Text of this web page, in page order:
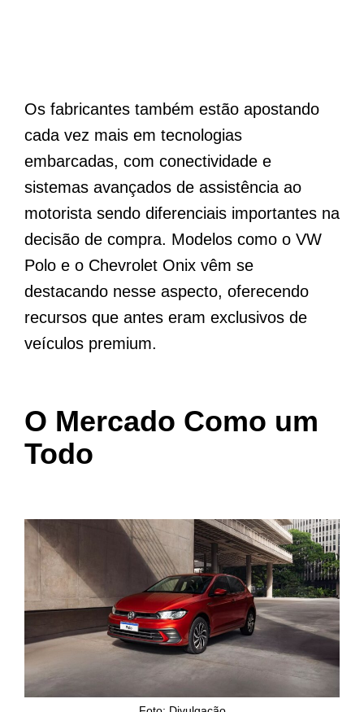
Os fabricantes também estão apostando
cada vez mais em tecnologias
embarcadas, com conectividade e
sistemas avançados de assistência ao
motorista sendo diferenciais importantes na
decisão de compra. Modelos como o VW
Polo e o Chevrolet Onix vêm se
destacando nesse aspecto, oferecendo
recursos que antes eram exclusivos de
veículos premium.
O Mercado Como um
Todo